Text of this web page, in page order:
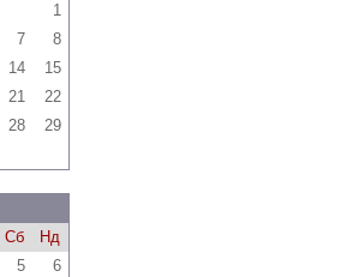
1
7
8
14
15
21
22
28
29
Сб
Нд
5
6